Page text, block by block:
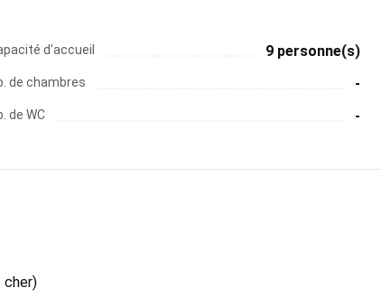
d'accueil 9 personne(s)
de chambres -
de WC -
cher)